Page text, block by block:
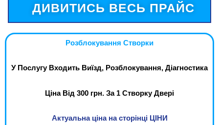
ДИВИТИСЬ ВЕСЬ ПРАЙС
Розблокування Створки
У Послугу Входить Виїзд, Розблокування, Діагностика
Ціна Від 300 грн. За 1 Створку Двері
Актуальна ціна на сторінці ЦІНИ